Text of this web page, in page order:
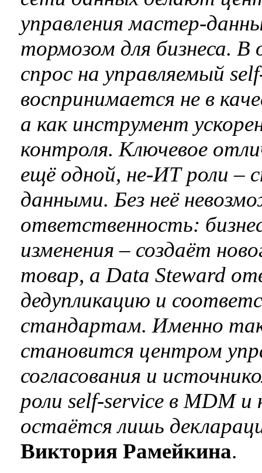
управления мастер-
тормозом для бизнеса.
спрос на управляемый
воспринимается не в
а как инструмент
контроля. Ключевое
ещё одной, не‑ИТ роли –
данными. Без неё
ответственность:
изменения – создаёт
товар, а Data Steward
дедупликацию и
стандартам. Именно
становится центром
согласования и
роли self‑service в MDM
остаётся лишь
Виктория Рамейкина.